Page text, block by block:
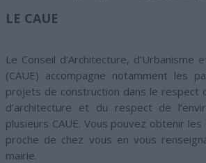
LE CAUE
Le Conseil d’Architecture, d’Urbanisme
(CAUE) accompagne notamment les
projets de construction dans le respect
d’architecture et du respect de
plusieurs CAUE. Vous pouvez obtenir
proche de chez vous en vous
mairie.